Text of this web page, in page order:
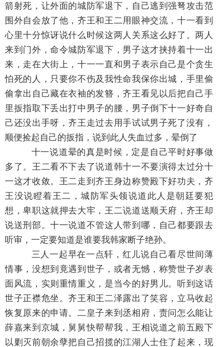
箭射死，让外面的城防军退下，自己逃到强弩攻击范
围外自会放了他，齐王和王二用眼神交流，十一看到
心里十分惊讶说什么时候这两人关系这么好了。两人
来到门外，命令城防军退下，男子这才挟持着十一出
来，走在大街上，十一一直和男子表示自己是个贪生
怕死的人，只要你不伤及我性命我保你出城，手里偷
偷拿出自己藏在衣袖的发簪，齐王看见以后把自己手
里扳指取下丢出打中男子的腰，男子倒下十一好奇自
己还没出手呀，齐王走过去用手试试男子死了没有，
顺便捡起自己的扳指，说到此人失血过多，晕倒了
十一说道晕的真是时候，定是自己平时好事做
多了。王二看不下去了说道韩十一不要演得太过分十
一这才收敛。王二走到齐王身边称赞殿下好功夫，齐
王没说瞪着王二，城防军头领说道此人是朝廷要犯
想，卑职这就押去大牢，王二说道送顺天府，齐王却
说送刑部。十一说道不管这人带到哪，自己都要跟去
听审，一定要知道是谁要我韩家断子绝孙。
三人一起早在一点轩，红儿说自己看尽世间薄
情事，没想到竟遇到世子，或者无憾，称赞世子岁表
面风流，实则重情重义，是当今的好男儿。听到这话
世子正襟危坐。齐王和王二泽露出了笑容，立马收起
恢复原来的申请。二皇子来到丞相府，责问怎么能让
薛嘉来到京城，舅舅快帮帮我，王相说道之前五殿下
以剿灭前朝余孽把自己招揽的江湖人士住了起来，现